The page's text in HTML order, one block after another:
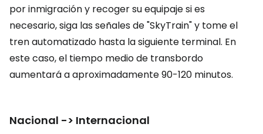
por inmigración y recoger su equipaje si es
necesario, siga las señales de "SkyTrain" y tome el
tren automatizado hasta la siguiente terminal. En
este caso, el tiempo medio de transbordo
aumentará a aproximadamente 90-120 minutos.
Nacional -> Internacional